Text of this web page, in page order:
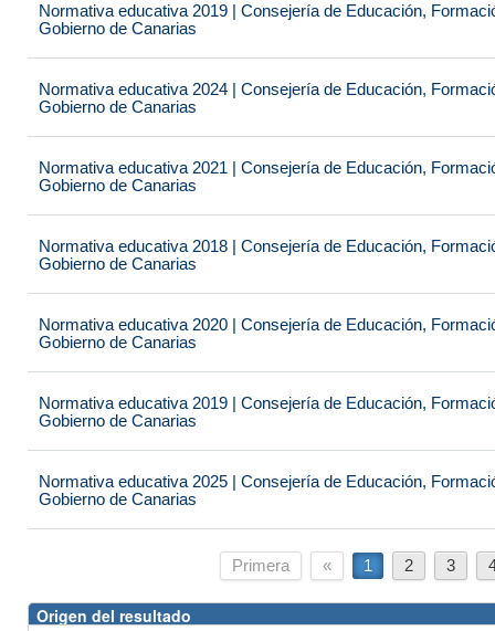
Normativa educativa 2019 | Consejería de Educación,
Gobierno de Canarias
Normativa educativa 2024 | Consejería de Educación,
Gobierno de Canarias
Normativa educativa 2021 | Consejería de Educación,
Gobierno de Canarias
Normativa educativa 2018 | Consejería de Educación,
Gobierno de Canarias
Normativa educativa 2020 | Consejería de Educación,
Gobierno de Canarias
Normativa educativa 2019 | Consejería de Educación,
Gobierno de Canarias
Normativa educativa 2025 | Consejería de Educación,
Gobierno de Canarias
Primera « 1 2 3
Origen del resultado